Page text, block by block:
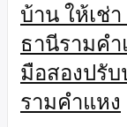
บ้าน ให้เช่
ธานีรามค
มือสองปรับ
รามคำแหง